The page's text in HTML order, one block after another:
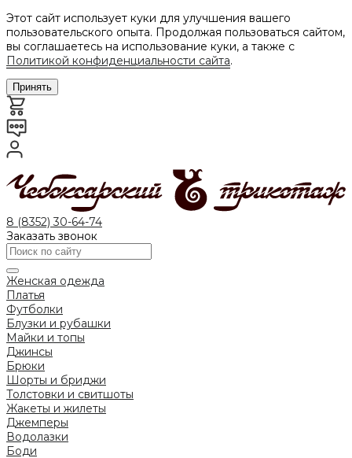
Этот сайт использует куки для улучшения вашего
пользовательского опыта. Продолжая пользоваться сайтом,
вы соглашаетесь на использование куки, а также с
Политикой конфиденциальности сайта.
Принять
8 (8352) 30-64-74
Заказать звонок
Женская одежда
Платья
Футболки
Блузки и рубашки
Майки и топы
Джинсы
Брюки
Шорты и бриджи
Толстовки и свитшоты
Жакеты и жилеты
Джемперы
Водолазки
Боди